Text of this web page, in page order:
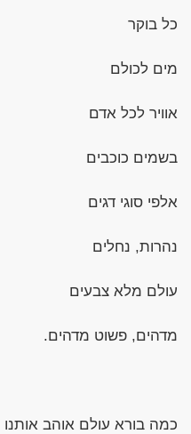
כל בוקר
מים לכולם
אוויר לכל אדם
בשמים כוכבים
אלפי סוגי דגים
נהרות, נחלים
עולם מלא צבעים
מדהים, פשוט מדהים.
כמה בורא עולם אוהב אותנו